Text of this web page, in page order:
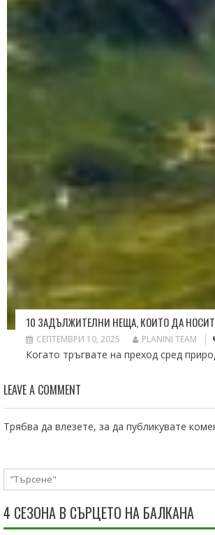
10 ЗАДЪЛЖИТЕЛНИ НЕЩА, КОИТО ДА
СЕПТЕМВРИ 10, 2025 PLANINI TEAM
Когато тръгвате на преход сред
LEAVE A COMMENT
Трябва да влезете, за да публикувате
4 СЕЗОНА В СЪРЦЕТО НА БАЛКАНА